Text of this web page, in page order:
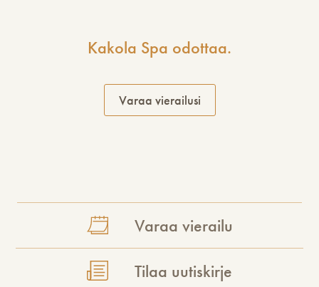
Kakola Spa odottaa.
Varaa vierailusi
Varaa vierailu
Tilaa uutiskirje